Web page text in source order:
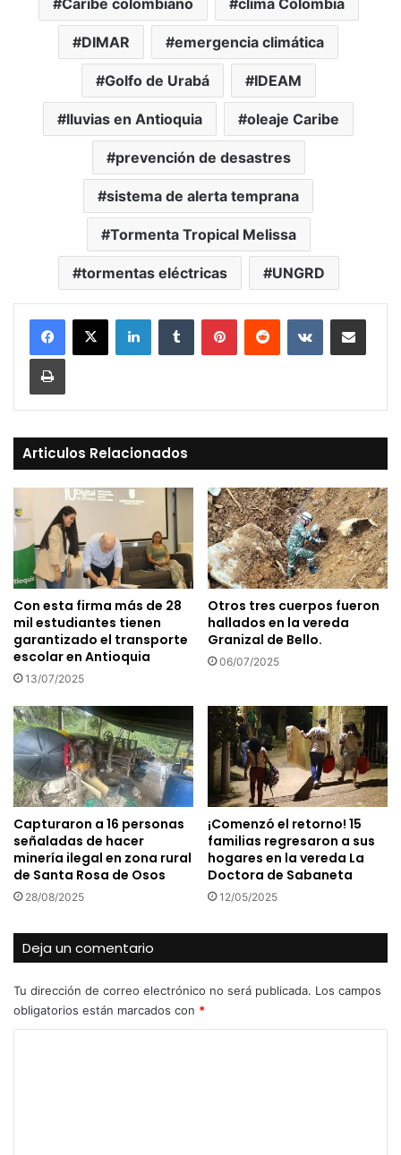
DIMAR emergencia climática
Golfo de Urabá IDEAM
lluvias en Antioquia oleaje Caribe
prevención de desastres
sistema de alerta temprana
Tormenta Tropical Melissa
tormentas eléctricas UNGRD
LinkedInTumblr PinterestReddit VKontakteCompartir vía Mail
Print
Articulos Relacionados
Con esta firma más de 28
mil estudiantes tienen
garantizado el transporte
escolar en Antioquia
13/07/2025
Otros tres cuerpos fueron
hallados en la vereda
Granizal de Bello.
06/07/2025
Capturaron a 16 personas
señaladas de hacer
minería ilegal en zona rural
de Santa Rosa de Osos
28/08/2025
¡Comenzó el retorno! 15
familias regresaron a sus
hogares en la vereda La
Doctora de Sabaneta
12/05/2025
Deja un comentario
Tu dirección de correo electrónico no será publicada. Los campos
obligatorios están marcados con *